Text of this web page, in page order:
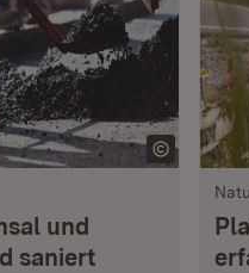
und
saniert